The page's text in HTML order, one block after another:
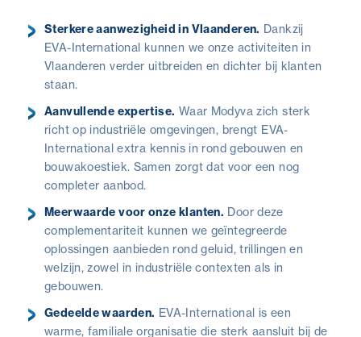
Sterkere aanwezigheid in Vlaanderen. Dankzij
EVA-International kunnen we onze activiteiten in
Vlaanderen verder uitbreiden en dichter bij klanten
staan.
Aanvullende expertise. Waar Modyva zich sterk
richt op industriële omgevingen, brengt EVA-
International extra kennis in rond gebouwen en
bouwakoestiek. Samen zorgt dat voor een nog
completer aanbod.
Meerwaarde voor onze klanten. Door deze
complementariteit kunnen we geïntegreerde
oplossingen aanbieden rond geluid, trillingen en
welzijn, zowel in industriële contexten als in
gebouwen.
Gedeelde waarden. EVA-International is een
warme, familiale organisatie die sterk aansluit bij de